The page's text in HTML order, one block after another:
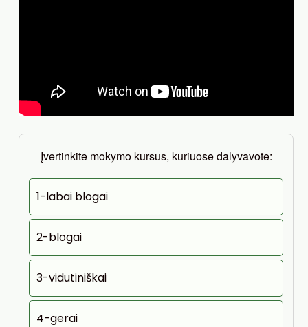
Įvertinkite mokymo kursus, kuriuose dalyvavote:
1-labai blogai
2-blogai
3-vidutiniškai
4-gerai